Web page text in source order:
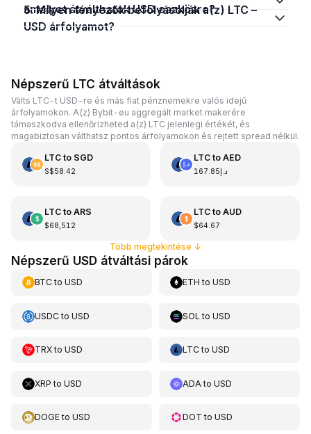
amelyet átválthatok USD eszközre?
5. Milyen tényezők befolyásolják a(z) LTC –
USD árfolyamot?
Népszerű LTC átváltások
Válts LTC-t USD-re és más fiat pénznemekre valós idejű
árfolyamokon. A(z) Bybit-eu aggregált market makerére
támaszkodva ellenőrizheted a(z) LTC jelenlegi értékét, és
magabiztosan válthatsz pontos árfolyamokon és rejtett spread nélkül.
LTCto SGD
S$58.42
LTCto AED
د.إ167.85
LTCto ARS
$68,512
LTCto AUD
$64.67
Több megtekintése ↓
Népszerű USD átváltási párok
BTCto USD ETH toUSD
USDCto USD SOL toUSD
TRXto USD LTCtoUSD
XRP to USD ADA toUSD
DOGEto USD DOT toUSD